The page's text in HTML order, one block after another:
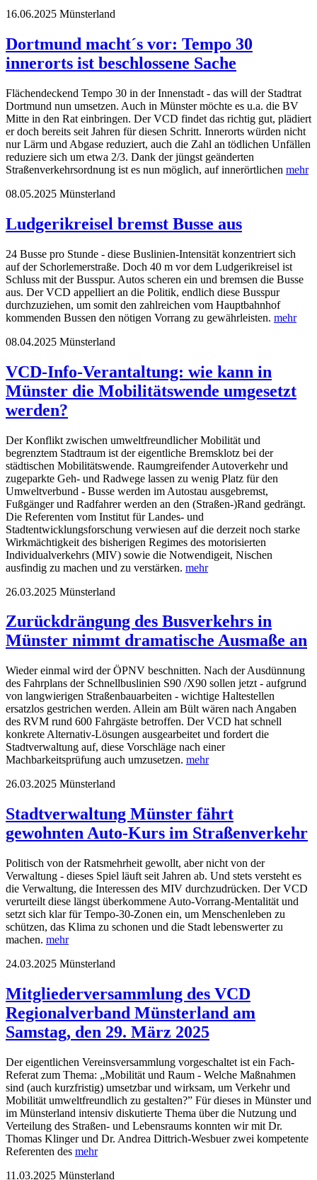
16.06.2025 Münsterland
Dortmund macht´s vor: Tempo 30
innerorts ist beschlossene Sache
Flächendeckend Tempo 30 in der Innenstadt - das will der Stadtrat
Dortmund nun umsetzen. Auch in Münster möchte es u.a. die BV
Mitte in den Rat einbringen. Der VCD findet das richtig gut, plädiert
er doch bereits seit Jahren für diesen Schritt. Innerorts würden nicht
nur Lärm und Abgase reduziert, auch die Zahl an tödlichen Unfällen
reduziere sich um etwa 2/3. Dank der jüngst geänderten
Straßenverkehrsordnung ist es nun möglich, auf innerörtlichen mehr
08.05.2025 Münsterland
Ludgerikreisel bremst Busse aus
24 Busse pro Stunde - diese Buslinien-Intensität konzentriert sich
auf der Schorlemerstraße. Doch 40 m vor dem Ludgerikreisel ist
Schluss mit der Busspur. Autos scheren ein und bremsen die Busse
aus. Der VCD appelliert an die Politik, endlich diese Busspur
durchzuziehen, um somit den zahlreichen vom Hauptbahnhof
kommenden Bussen den nötigen Vorrang zu gewährleisten. mehr
08.04.2025 Münsterland
VCD-Info-Verantaltung: wie kann in
Münster die Mobilitätswende umgesetzt
werden?
Der Konflikt zwischen umweltfreundlicher Mobilität und
begrenztem Stadtraum ist der eigentliche Bremsklotz bei der
städtischen Mobilitätswende. Raumgreifender Autoverkehr und
zugeparkte Geh- und Radwege lassen zu wenig Platz für den
Umweltverbund - Busse werden im Autostau ausgebremst,
Fußgänger und Radfahrer werden an den (Straßen-)Rand gedrängt.
Die Referenten vom Institut für Landes- und
Stadtentwicklungsforschung verwiesen auf die derzeit noch starke
Wirkmächtigkeit des bisherigen Regimes des motorisierten
Individualverkehrs (MIV) sowie die Notwendigeit, Nischen
ausfindig zu machen und zu verstärken. mehr
26.03.2025 Münsterland
Zurückdrängung des Busverkehrs in
Münster nimmt dramatische Ausmaße an
Wieder einmal wird der ÖPNV beschnitten. Nach der Ausdünnung
des Fahrplans der Schnellbuslinien S90 /X90 sollen jetzt - aufgrund
von langwierigen Straßenbauarbeiten - wichtige Haltestellen
ersatzlos gestrichen werden. Allein am Bült wären nach Angaben
des RVM rund 600 Fahrgäste betroffen. Der VCD hat schnell
konkrete Alternativ-Lösungen ausgearbeitet und fordert die
Stadtverwaltung auf, diese Vorschläge nach einer
Machbarkeitsprüfung auch umzusetzen. mehr
26.03.2025 Münsterland
Stadtverwaltung Münster fährt
gewohnten Auto-Kurs im Straßenverkehr
Politisch von der Ratsmehrheit gewollt, aber nicht von der
Verwaltung - dieses Spiel läuft seit Jahren ab. Und stets versteht es
die Verwaltung, die Interessen des MIV durchzudrücken. Der VCD
verurteilt diese längst überkommene Auto-Vorrang-Mentalität und
setzt sich klar für Tempo-30-Zonen ein, um Menschenleben zu
schützen, das Klima zu schonen und die Stadt lebenswerter zu
machen. mehr
24.03.2025 Münsterland
Mitgliederversammlung des VCD
Regionalverband Münsterland am
Samstag, den 29. März 2025
Der eigentlichen Vereinsversammlung vorgeschaltet ist ein Fach-
Referat zum Thema: „Mobilität und Raum - Welche Maßnahmen
sind (auch kurzfristig) umsetzbar und wirksam, um Verkehr und
Mobilität umweltfreundlich zu gestalten?” Für dieses in Münster und
im Münsterland intensiv diskutierte Thema über die Nutzung und
Verteilung des Straßen- und Lebensraums konnten wir mit Dr.
Thomas Klinger und Dr. Andrea Dittrich-Wesbuer zwei kompetente
Referenten des mehr
11.03.2025 Münsterland